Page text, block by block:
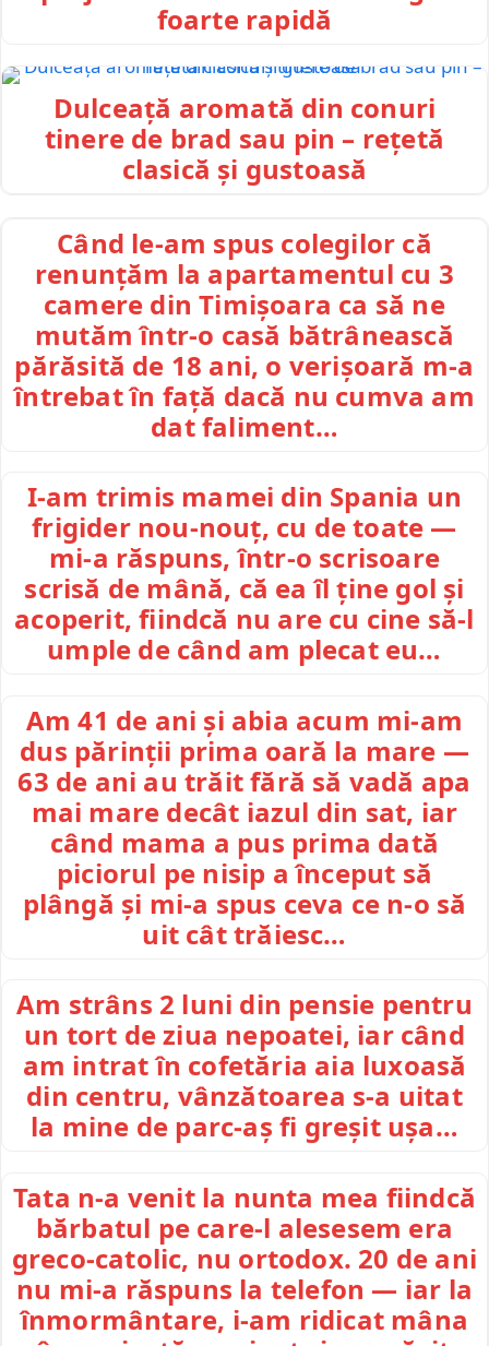
foarte rapidă
Dulceață aromată din conuri
tinere de brad sau pin – rețetă
clasică și gustoasă
Când le-am spus colegilor că
renunțăm la apartamentul cu 3
camere din Timișoara ca să ne
mutăm într-o casă bătrânească
părăsită de 18 ani, o verișoară m-a
întrebat în față dacă nu cumva am
dat faliment…
I-am trimis mamei din Spania un
frigider nou-nouț, cu de toate —
mi-a răspuns, într-o scrisoare
scrisă de mână, că ea îl ține gol și
acoperit, fiindcă nu are cu cine să-l
umple de când am plecat eu…
Am 41 de ani și abia acum mi-am
dus părinții prima oară la mare —
63 de ani au trăit fără să vadă apa
mai mare decât iazul din sat, iar
când mama a pus prima dată
piciorul pe nisip a început să
plângă și mi-a spus ceva ce n-o să
uit cât trăiesc…
Am strâns 2 luni din pensie pentru
un tort de ziua nepoatei, iar când
am intrat în cofetăria aia luxoasă
din centru, vânzătoarea s-a uitat
la mine de parc-aș fi greșit ușa…
Tata n-a venit la nunta mea fiindcă
bărbatul pe care-l alesesem era
greco-catolic, nu ortodox. 20 de ani
nu mi-a răspuns la telefon — iar la
înmormântare, i-am ridicat mâna